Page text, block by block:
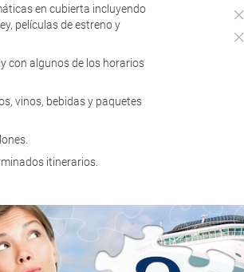
en cubierta incluyendo
películas de estreno y
con algunos de los horarios
vinos, bebidas y paquetes
itinerarios.